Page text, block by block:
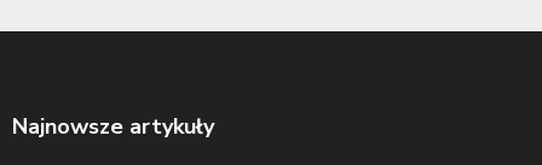
Najnowsze artykuły